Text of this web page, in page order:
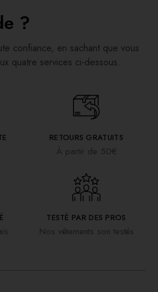
?
confiance, en sachant que vous
quatre services ci-dessous.
RETOURS GRATUITS
À partir de 50€
TESTÉ PAR DES PROS
Nos vêtements son testés